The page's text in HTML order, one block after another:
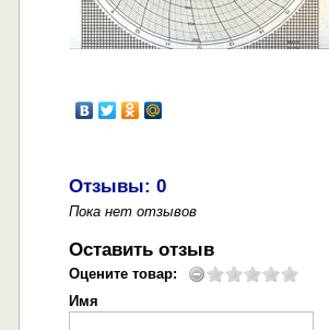
Отзывы: 0
Пока нет отзывов
Оставить отзыв
Оцените товар:
Имя